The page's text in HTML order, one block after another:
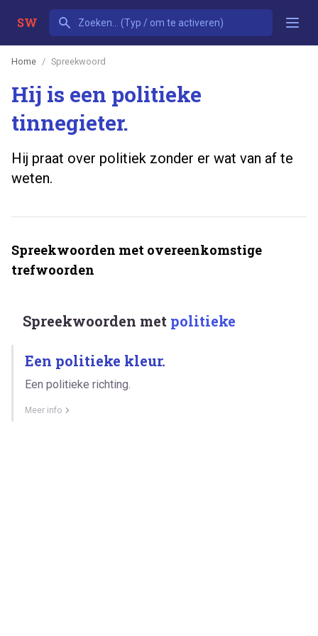
SW
Home Spreekwoord
Hij is een politieke
tinnegieter.
Hij praat over politiek zonder er wat van af te
weten.
Spreekwoorden met overeenkomstige
trefwoorden
Spreekwoorden met politieke
Een politieke kleur.
Een politieke richting.
Meer info